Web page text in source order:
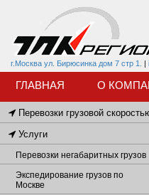
г.Москва ул. Бирюсинка дом 7 стр 1. |
ГЛАВНАЯ О
Перевозки грузовой
Услуги
Перевозки негабаритных грузов
Экспедирование грузов по
Москве